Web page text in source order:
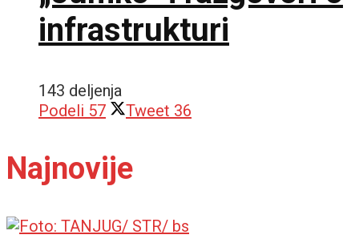
infrastrukturi
143 deljenja
Podeli 57 Tweet 36
Najnovije